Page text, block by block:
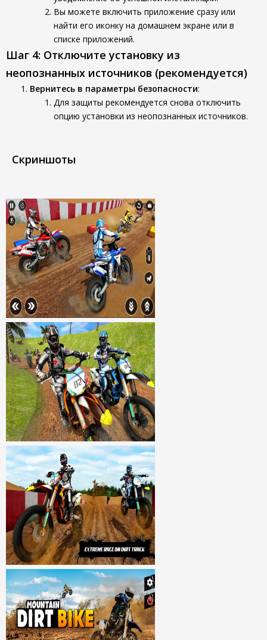
Вы можете включить приложение сразу или
найти его иконку на домашнем экране или в
списке приложений.
Шаг 4: Отключите установку из
неопознанных источников (рекомендуется)
Вернитесь в параметры безопасности:
Для защиты рекомендуется снова отключить
опцию установки из неопознанных источников.
Скриншоты